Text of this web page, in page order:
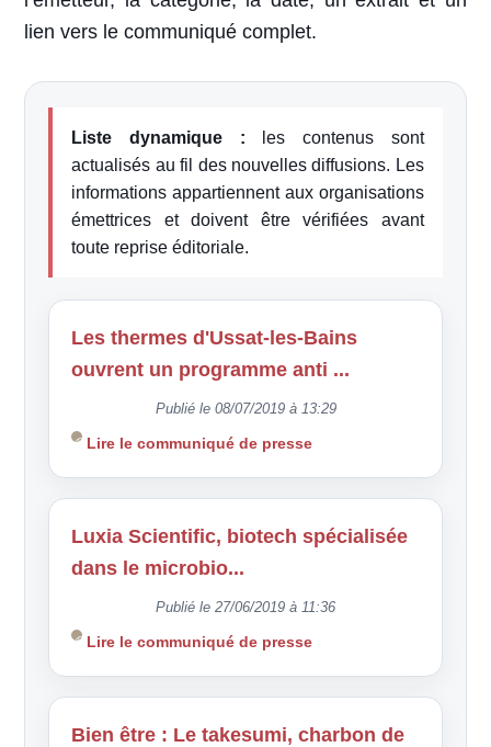
lien vers le communiqué complet.
Liste dynamique : les contenus sont
actualisés au fil des nouvelles diffusions. Les
informations appartiennent aux organisations
émettrices et doivent être vérifiées avant
toute reprise éditoriale.
Les thermes d'Ussat-les-Bains
ouvrent un programme anti ...
Publié le 08/07/2019 à 13:29
Lire le communiqué de presse
Luxia Scientific, biotech spécialisée
dans le microbio...
Publié le 27/06/2019 à 11:36
Lire le communiqué de presse
Bien être : Le takesumi, charbon de